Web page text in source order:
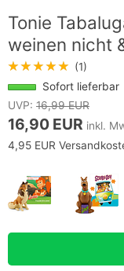
Tonie
weinen nicht
★★★★★ (1)
Sofort lieferbar
UVP: 16,99 EUR
16,90 EUR inkl.
4,95 EUR